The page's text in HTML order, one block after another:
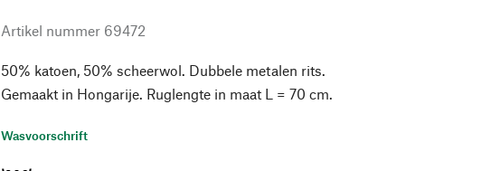
Artikel nummer 69472
50% katoen, 50% scheerwol. Dubbele metalen rits.
Gemaakt in Hongarije. Ruglengte in maat L = 70 cm.
Wasvoorschrift